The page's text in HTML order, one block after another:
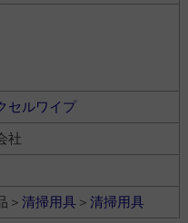
セルワイプ
社
＞ 清掃用具＞ 清掃用具